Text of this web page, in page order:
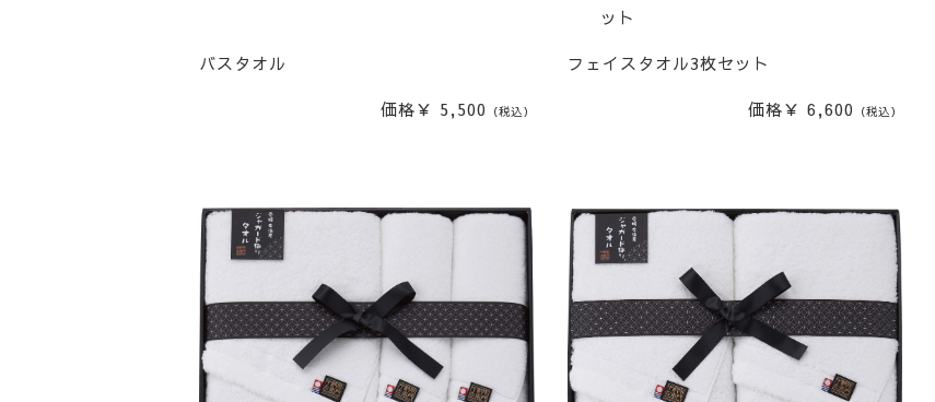
バスタオル
価格￥ 5,500 （税込）
ット
フェイスタオル3枚セット
価格￥ 6,600 （税込）